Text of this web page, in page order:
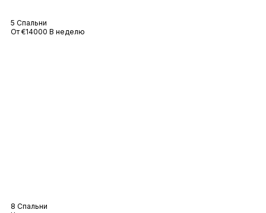
5 Спальни
От €14000 В неделю
8 Спальни